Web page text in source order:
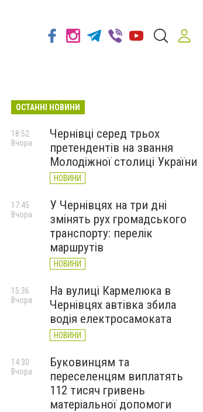
ОСТАННІ НОВИНИ
Чернівці серед трьох
претендентів на звання
Молодіжної столиці України
НОВИНИ
18:52
Вчора
У Чернівцях на три дні
змінять рух громадського
транспорту: перелік
маршрутів
НОВИНИ
17:45
Вчора
На вулиці Кармелюка в
Чернівцях автівка збила
водія електросамоката
НОВИНИ
15:36
Вчора
Буковинцям та
переселенцям виплатять
112 тисяч гривень
матеріальної допомоги
14:30
Вчора